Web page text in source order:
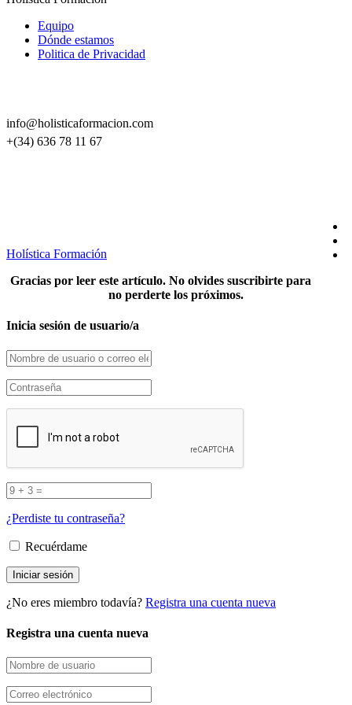
Equipo
Dónde estamos
Politica de Privacidad
info@holisticaformacion.com
+(34) 636 78 11 67
Holística Formación
Gracias por leer este artículo. No olvides suscribirte para
no perderte los próximos.
Inicia sesión de usuario/a
¿Perdiste tu contraseña?
Recuérdame
¿No eres miembro todavía? Registra una cuenta nueva
Registra una cuenta nueva